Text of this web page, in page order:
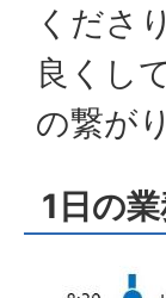
くださ
良くし
の繋が
1日の